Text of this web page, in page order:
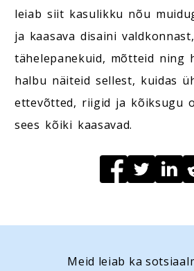
leiab siit kasulikku nõu
ja kaasava disaini
tähelepanekuid, mõtteid ning
halbu näiteid sellest, kuidas
ettevõtted, riigid ja kõiksugu
sees kõiki kaasavad.
Meid leiab ka